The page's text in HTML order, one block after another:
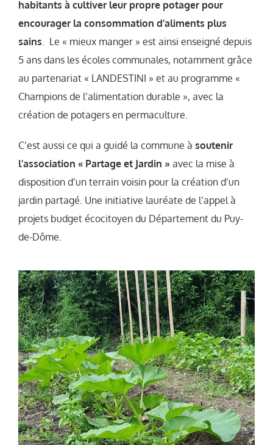
habitants à cultiver leur propre potager pour
encourager la consommation d’aliments plus
sains . Le « mieux manger » est ainsi enseigné depuis
5 ans dans les écoles communales, notamment grâce
au partenariat « LANDESTINI » et au programme «
Champions de l’alimentation durable », avec la
création de potagers en permaculture.
C’est aussi ce qui a guidé la commune à soutenir
l’association « Partage et Jardin »avec la mise à
disposition d’un terrain voisin pour la création d’un
jardin partagé. Une initiative lauréate de l’appel à
projets budget écocitoyen du Département du Puy-
de-Dôme.